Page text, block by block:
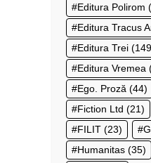
Editura Polirom
Editura Tracus
Editura Trei
Editura Vremea
Ego. Proză (44)
Fiction Ltd (21)
FILIT (23)
Humanitas (35)